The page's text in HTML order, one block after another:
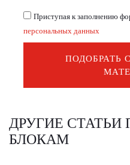
Приступая к заполнению
персональных данных
ПОДОБРАТЬ
ДРУГИЕ
БЛОКАМ